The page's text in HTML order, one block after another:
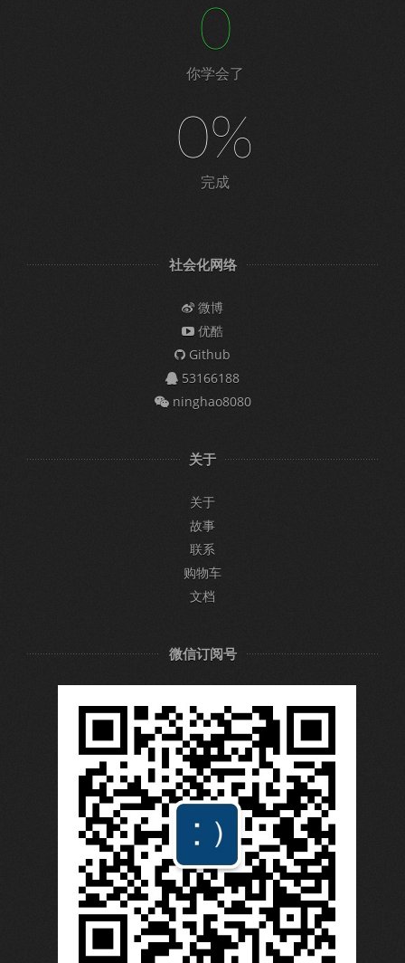
0
你学会了
0%
完成
社会化网络
微博
优酷
Github
53166188
ninghao8080
关于
关于
故事
联系
购物车
文档
微信订阅号